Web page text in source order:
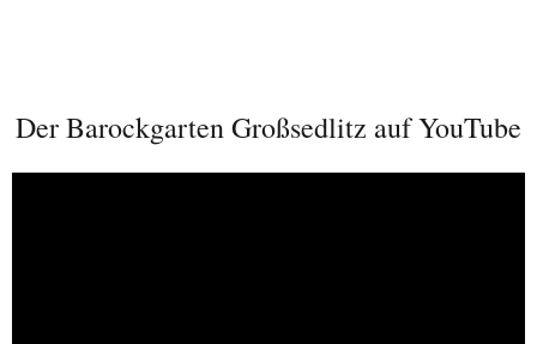
Der Barockgarten Großsedlitz auf YouTube